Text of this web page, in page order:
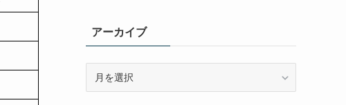
アーカイブ